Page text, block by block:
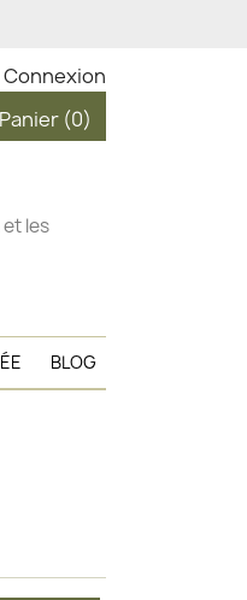
Connexion
Panier (0)
les
BLOG